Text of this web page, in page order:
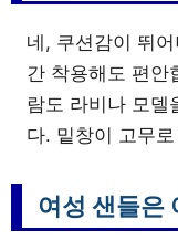
네, 쿠션감이 뛰
간 착용해도 편안
람도 라비나 모델
다. 밑창이 고무
여성 샌들은